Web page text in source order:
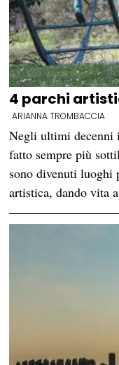
4 parchi
ARIANNA TROMBACCIA
Negli ultimi decenni
fatto sempre più
sono divenuti luoghi
artistica, dando vita